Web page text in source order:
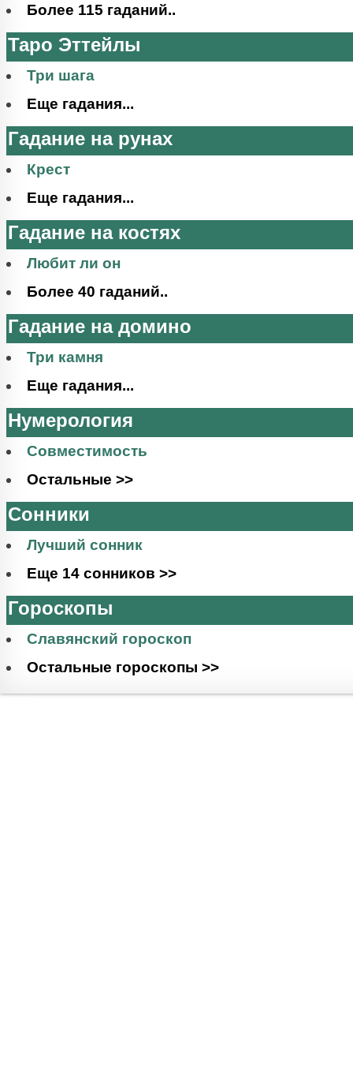
Более 115 гаданий..
Таро Эттейлы
Три шага
Еще гадания...
Гадание на рунах
Крест
Еще гадания...
Гадание на костях
Любит ли он
Более 40 гаданий..
Гадание на домино
Три камня
Еще гадания...
Нумерология
Совместимость
Остальные >>
Сонники
Лучший сонник
Еще 14 сонников >>
Гороскопы
Славянский гороскоп
Остальные гороскопы >>